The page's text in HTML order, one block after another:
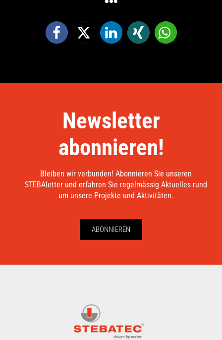
Newsletter
abonnieren!
Bleiben wir verbunden! Abonnieren Sie unseren
STEBAletter und erfahren Sie regelmässig Aktuelles rund
um unsere Projekte und Aktivitäten.
ABONNIEREN